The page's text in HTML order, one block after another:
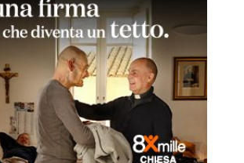
quella di Thea,
libanese del Consiglio dei
del Mediterraneo della CEI: «Il
molto più di un’esperienza di
è un’opportunità per
relazioni attraverso il servizio,
universale capace di unire
diverse».